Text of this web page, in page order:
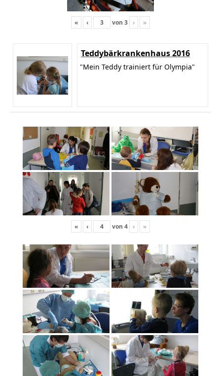
« ‹ von 3 › »
Teddybärkrankenhaus 2016
"Mein Teddy trainiert für Olympia"
« ‹ von 4 › »